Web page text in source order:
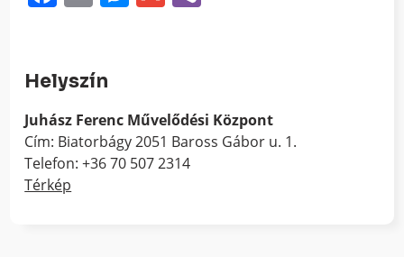
Helyszín
Juhász Ferenc Művelődési Központ
Cím: Biatorbágy 2051 Baross Gábor u. 1.
Telefon: +36 70 507 2314
Térkép